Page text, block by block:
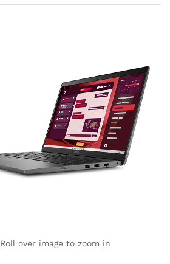
Roll over image to zoom in